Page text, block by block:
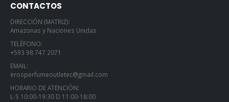
CONTACTOS
DIRECCIÓN (MATRIZ):
Amazonas y Naciones Unidas
TELÉFONO:
+593 98 747 2071
EMAIL:
erosperfumeoutletec@gmail.com
HORARIO DE ATENCIÓN:
L-S 10:00-19:30 D 11:00-18:00